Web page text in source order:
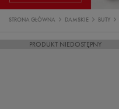
STRONA GŁÓWNA DAMSKIE BUTY
PRODUKT NIEDOSTĘPNY